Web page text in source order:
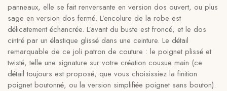
panneaux, elle se fait renversante en version dos ouvert, ou plus
sage en version dos fermé. L’encolure de la robe est
délicatement échancrée. L’avant du buste est froncé, et le dos
cintré par un élastique glissé dans une ceinture. Le détail
remarquable de ce joli patron de couture : le poignet plissé et
twisté, telle une signature sur votre création cousue main (ce
détail toujours est proposé, que vous choisissiez la finition
poignet boutonné, ou la version simplifiée poignet sans bouton).